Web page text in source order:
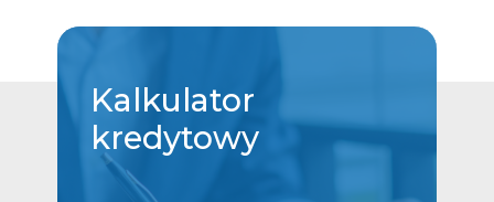
Kalkulator
kredytowy